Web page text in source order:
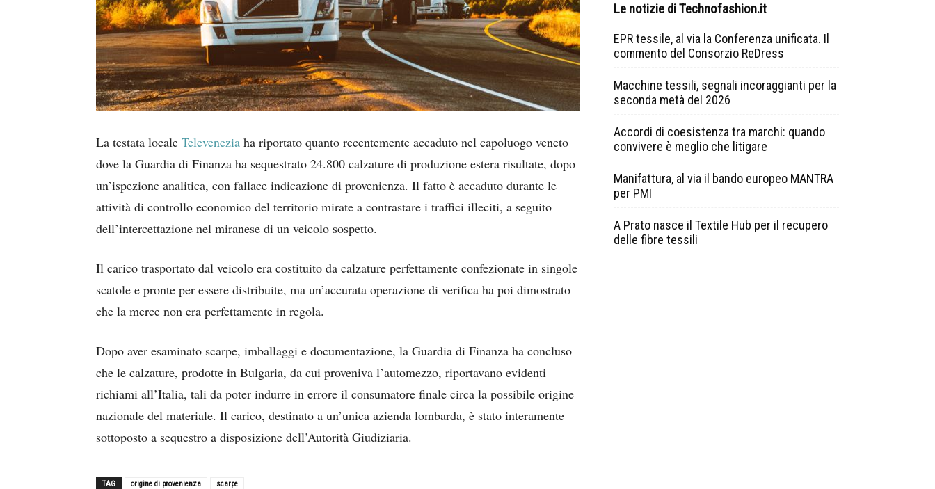
La testata locale Televenezia ha riportato quanto recentemente accaduto nel capoluogo veneto
dove la Guardia di Finanza ha sequestrato 24.800 calzature di produzione estera risultate, dopo
un’ispezione analitica, con fallace indicazione di provenienza. Il fatto è accaduto durante le
attività di controllo economico del territorio mirate a contrastare i traffici illeciti, a seguito
dell’intercettazione nel miranese di un veicolo sospetto.
Il carico trasportato dal veicolo era costituito da calzature perfettamente confezionate in singole
scatole e pronte per essere distribuite, ma un’accurata operazione di verifica ha poi dimostrato
che la merce non era perfettamente in regola.
Dopo aver esaminato scarpe, imballaggi e documentazione, la Guardia di Finanza ha concluso
che le calzature, prodotte in Bulgaria, da cui proveniva l’automezzo, riportavano evidenti
richiami all’Italia, tali da poter indurre in errore il consumatore finale circa la possibile origine
nazionale del materiale. Il carico, destinato a un’unica azienda lombarda, è stato interamente
sottoposto a sequestro a disposizione dell’Autorità Giudiziaria.
TAG origine di provenienza scarpe
Le notizie di Technofashion.it
EPR tessile, al via la Conferenza unificata. Il
commento del Consorzio ReDress
Macchine tessili, segnali incoraggianti per la
seconda metà del 2026
Accordi di coesistenza tra marchi: quando
convivere è meglio che litigare
Manifattura, al via il bando europeo MANTRA
per PMI
A Prato nasce il Textile Hub per il recupero
delle fibre tessili